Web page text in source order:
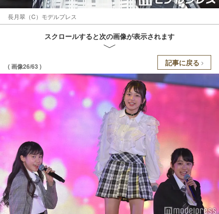
長月翠（C）モデルプレス
スクロールすると次の画像が表示されます
( 画像26/63 ) 記事に戻る